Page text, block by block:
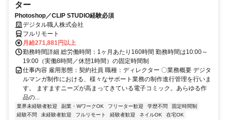
ター
Photoshop／CLIP STUDIO経験必須
デジタル職人株式会社
フルリモート
月給271,881円以上
勤務時間詳細 総労働時間：1ヶ月あたり160時間 勤務時間は10:00～
19:00（実働8時間／休憩1時間）の固定時間制
仕事内容 雇用形態：契約社員 職種：ディレクター 〇業務概要 デジタ
ルマンガ制作における、様々なサポート業務の制作進行管理を行いま
す。 ますますニーズが高まってきている電子コミック。あらゆる作
品の...
業界未経験者歓迎 副業・WワークOK フリーター歓迎 学歴不問
固定時間制
経験不問
未経験者歓迎 フルリモート 経験者歓迎 ネイルOK
在宅OK